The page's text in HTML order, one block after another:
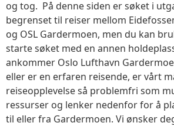
og tog. På denne siden er søket i
begrenset til reiser mellom
og OSL Gardermoen, men du kan
starte søket med en annen
ankommer Oslo Lufthavn
eller er en erfaren reisende, er vårt
reiseopplevelse så problemfri som
ressurser og lenker nedenfor for å
til eller fra Gardermoen. Vi ønsker